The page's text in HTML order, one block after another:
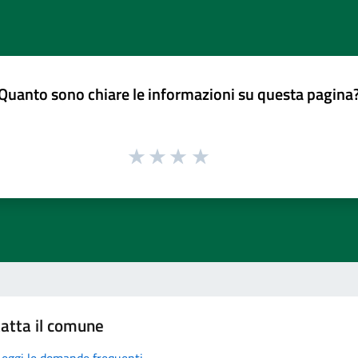
sono chiare le informazioni su questa
il comune